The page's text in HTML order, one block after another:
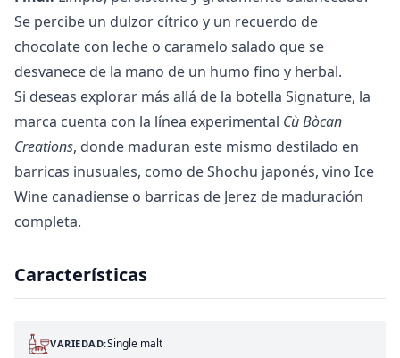
Se percibe un dulzor cítrico y un recuerdo de
chocolate con leche o caramelo salado que se
desvanece de la mano de un humo fino y herbal.
Si deseas explorar más allá de la botella Signature, la
marca cuenta con la línea experimental Cù Bòcan
Creations, donde maduran este mismo destilado en
barricas inusuales, como de Shochu japonés, vino Ice
Wine canadiense o barricas de Jerez de maduración
completa.
Características
VARIEDAD:Single malt